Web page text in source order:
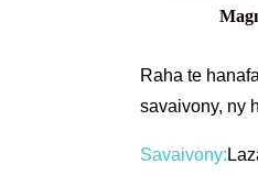
Raha te
savaivony, ny
Savaivony: